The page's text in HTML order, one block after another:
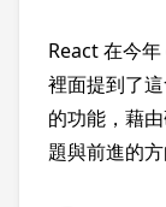
React 在今
裡面提到了
的功能，藉
題與前進的方